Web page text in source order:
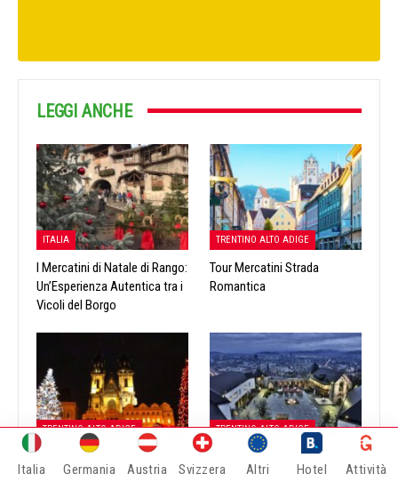
LEGGI ANCHE
ITALIA
I Mercatini di Natale di Rango:
Un’Esperienza Autentica tra i
Vicoli del Borgo
TRENTINO ALTO ADIGE
Tour Mercatini Strada
Romantica
TRENTINO ALTO ADIGE
Mercatini di Natale di Brunico,
San Candido e del Lago di
TRENTINO ALTO ADIGE
Mercatini di Natale Lubiana e
Lago di Bled
Italia Germania Austria Svizzera Altri Hotel Attività